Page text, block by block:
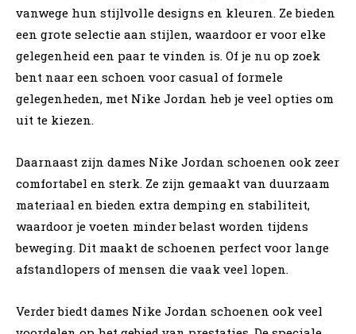
vanwege hun stijlvolle designs en kleuren. Ze bieden
een grote selectie aan stijlen, waardoor er voor elke
gelegenheid een paar te vinden is. Of je nu op zoek
bent naar een schoen voor casual of formele
gelegenheden, met Nike Jordan heb je veel opties om
uit te kiezen.
Daarnaast zijn dames Nike Jordan schoenen ook zeer
comfortabel en sterk. Ze zijn gemaakt van duurzaam
materiaal en bieden extra demping en stabiliteit,
waardoor je voeten minder belast worden tijdens
beweging. Dit maakt de schoenen perfect voor lange
afstandlopers of mensen die vaak veel lopen.
Verder biedt dames Nike Jordan schoenen ook veel